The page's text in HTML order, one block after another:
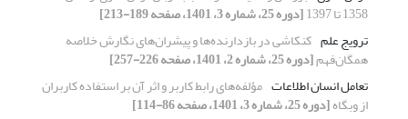
1358 تا 1397
[دوره 25، شماره 3، 1401، صفحه 189-213]
ترویج علم کنکاشی در بازدارنده‌ها و پیشران‌های نگارش خلاصه
همگان‌فهم[دوره 25، شماره 2، 1401، صفحه 226-257]
تعامل انسان اطلاعات مؤلفه‌های رابط کاربر و اثر آن بر استفاده کاربران
از وبگاه[دوره 25، شماره 3، 1401، صفحه 86-114]